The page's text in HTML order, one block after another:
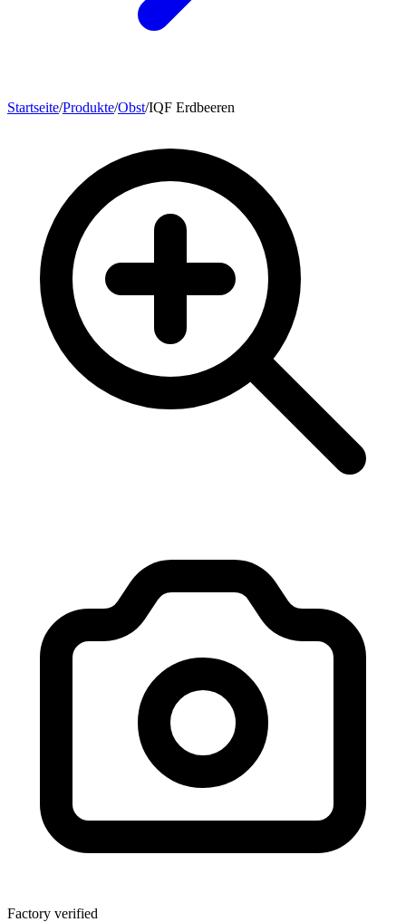
Startseite/Produkte/Obst/IQF Erdbeeren
Factory verified